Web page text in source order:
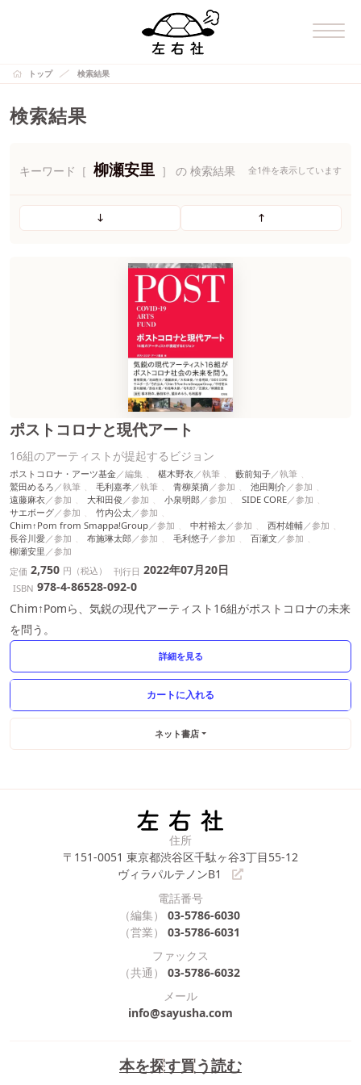
トップ 検索結果
検索結果
キーワード［ 柳瀬安里 ］ の 検索結果 全1件を表示しています
ポストコロナと現代アート
16組のアーティストが提起するビジョン
ポストコロナ・アーツ基金 椹木野衣
藪前知子
鷲田めるろ
毛利嘉孝 青柳菜摘
池田剛介
遠藤麻衣
大和田俊 小泉明郎
SIDE CORE
サエボーグ
竹内公太
Chim↑Pom from Smappa!Group
中村裕太
西村雄輔
長谷川愛
布施琳太郎 毛利悠子
百瀬文
柳瀬安里
定価 2,750 円（税込） 刊行日 2022年07月20日
ISBN 978-4-86528-092-0
Chim↑Pomら、気鋭の現代アーティスト16組がポストコロナの未来
を問う。
詳細を見る
ネット書店
本を探す買う読む
住所
〒151-0051 東京都渋谷区千駄ヶ谷3丁目55-12
ヴィラパルテノンB1
電話番号
（編集）
03-5786-6030
（営業）
03-5786-6031
ファックス
（共通）
03-5786-6032
メール
info@sayusha.com